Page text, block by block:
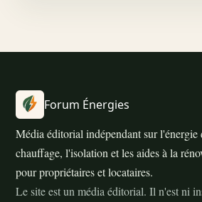
Forum Énergies
Média éditorial indépendant sur l'énergie
chauffage, l'isolation et les aides à la
pour propriétaires et locataires.
Le site est un média éditorial. Il n'est ni